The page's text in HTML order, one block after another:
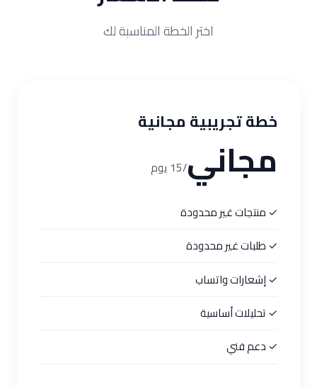
اختر الخطة المناسبة لك
خطة تجريبية مجانية
مجاني/15 يوم
✓ منتجات غير محدودة
✓ طلبات غير محدودة
✓ إشعارات واتساب
✓ تحليلات أساسية
✓ دعم فني